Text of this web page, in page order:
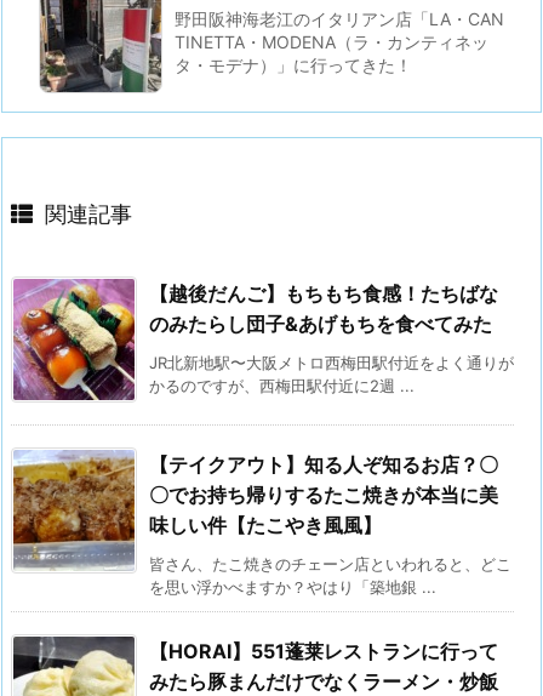
野田阪神海老江のイタリアン店「LA・CAN
TINETTA・MODENA（ラ・カンティネッ
タ・モデナ）」に行ってきた！
関連記事
【越後だんご】もちもち食感！たちばな
のみたらし団子&あげもちを食べてみた
JR北新地駅〜大阪メトロ西梅田駅付近をよく通りが
かるのですが、西梅田駅付近に2週 ...
【テイクアウト】知る人ぞ知るお店？〇
〇でお持ち帰りするたこ焼きが本当に美
味しい件【たこやき風風】
皆さん、たこ焼きのチェーン店といわれると、どこ
を思い浮かべますか？やはり「築地銀 ...
【HORAI】551蓬莱レストランに行って
みたら豚まんだけでなくラーメン・炒飯